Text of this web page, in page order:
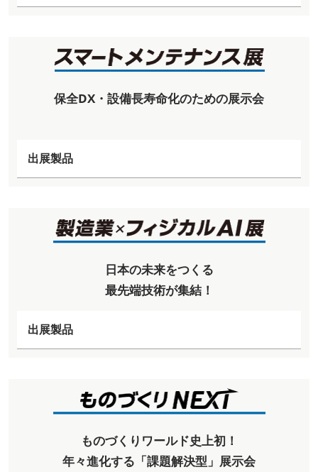
保全DX・設備長寿命化のための展示会
出展製品
日本の未来をつくる
最先端技術が集結！
出展製品
ものづくりワールド史上初！
年々進化する「課題解決型」展示会